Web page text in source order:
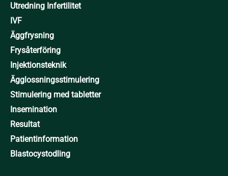
Utredning Infertilitet
IVF
Äggfrysning
Frysåterföring
Injektionsteknik
Ägglossningsstimulering
Stimulering med tabletter
Insemination
Resultat
Patientinformation
Blastocystodling